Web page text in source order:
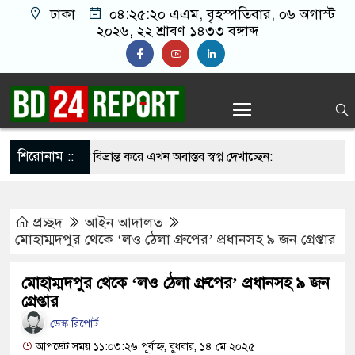
ঢাকা ০৪:২৫:২১ এএম, বৃহস্পতিবার, ০৬ অগাস্ট
২০২৬, ২২ শ্রাবণ ১৪৩৩ বঙ্গাব্দ
শিরোনাম ::
দলকে বিভ্রান্ত করে এখন অবাস্তব স্বপ্ন দেখাচ্ছেন:
বাড়িতে অতিরিক্ত পুলিশ মোতায়েন
বক্তারা
রাখতে চাচ্ছে না: আসিফ মাহমুদ
প্রচ্ছদ
আইন আদালত
মোহাম্মদপুর থেকে ‘লও ঠেলা গ্রুপের’ প্রধানসহ ৯ জন গ্রেপ্তার
মোহাম্মদপুর থেকে ‘লও ঠেলা গ্রুপের’ প্রধানসহ ৯ জন
গ্রেপ্তার
ডেস্ক রিপোর্ট
আপডেট সময় ১১:০৩:২৬ পূর্বাহ্ন, বুধবার, ১৪ মে ২০২৫